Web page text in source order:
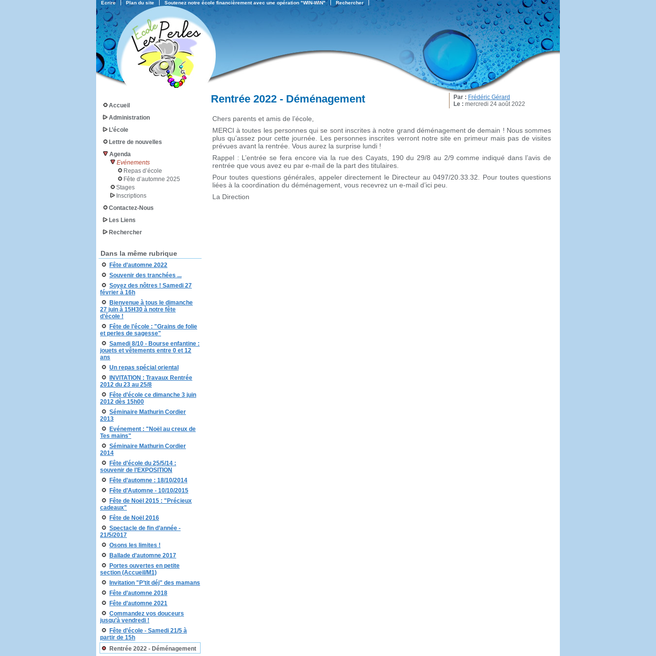
Rechercher
Soutenez notre école financièrement avec une opération "WIN-WIN"
Plan du site
Ecrire
Accueil
Administration
L’école
Lettre de nouvelles
Agenda
Evénements
Repas d’école
Fête d’automne 2025
Stages
Inscriptions
Contactez-Nous
Les Liens
Rechercher
Dans la même rubrique
Fête d’automne 2022
Souvenir des tranchées ...
Soyez des nôtres ! Samedi 27
février à 16h
Bienvenue à tous le dimanche
27 juin à 15H30 à notre fête
d’école !
Fête de l’école : "Grains de folie
et perles de sagesse"
Samedi 8/10 - Bourse enfantine :
jouets et vêtements entre 0 et 12
ans
Un repas spécial oriental
INVITATION : Travaux Rentrée
2012 du 23 au 25/8
Fête d’école ce dimanche 3 juin
2012 dès 15h00
Séminaire Mathurin Cordier
2013
Evénement : "Noël au creux de
Tes mains"
Séminaire Mathurin Cordier
2014
Fête d’école du 25/5/14 :
souvenir de l’EXPOSITION
Fête d’automne : 18/10/2014
Fête d’Automne - 10/10/2015
Fête de Noël 2015 : "Précieux
cadeaux"
Fête de Noël 2016
Spectacle de fin d’année -
21/5/2017
Osons les limites !
Ballade d’automne 2017
Portes ouvertes en petite
section (Accueil/M1)
Invitation "P’tit déj" des mamans
Fête d’automne 2018
Fête d’automne 2021
Commandez vos douceurs
jusqu’à vendredi !
Fête d’école - Samedi 21/5 à
partir de 15h
Rentrée 2022 - Déménagement
Par : Frédéric Gérard
Le : mercredi 24 août 2022
Rentrée 2022 - Déménagement
Chers parents et amis de l’école,
MERCI à toutes les personnes qui se sont inscrites à notre grand déménagement de demain ! Nous sommes
plus qu’assez pour cette journée. Les personnes inscrites verront notre site en primeur mais pas de visites
prévues avant la rentrée. Vous aurez la surprise lundi !
Rappel : L’entrée se fera encore via la rue des Cayats, 190 du 29/8 au 2/9 comme indiqué dans l’avis de
rentrée que vous avez eu par e-mail de la part des titulaires.
Pour toutes questions générales, appeler directement le Directeur au 0497/20.33.32. Pour toutes questions
liées à la coordination du déménagement, vous recevrez un e-mail d’ici peu.
La Direction